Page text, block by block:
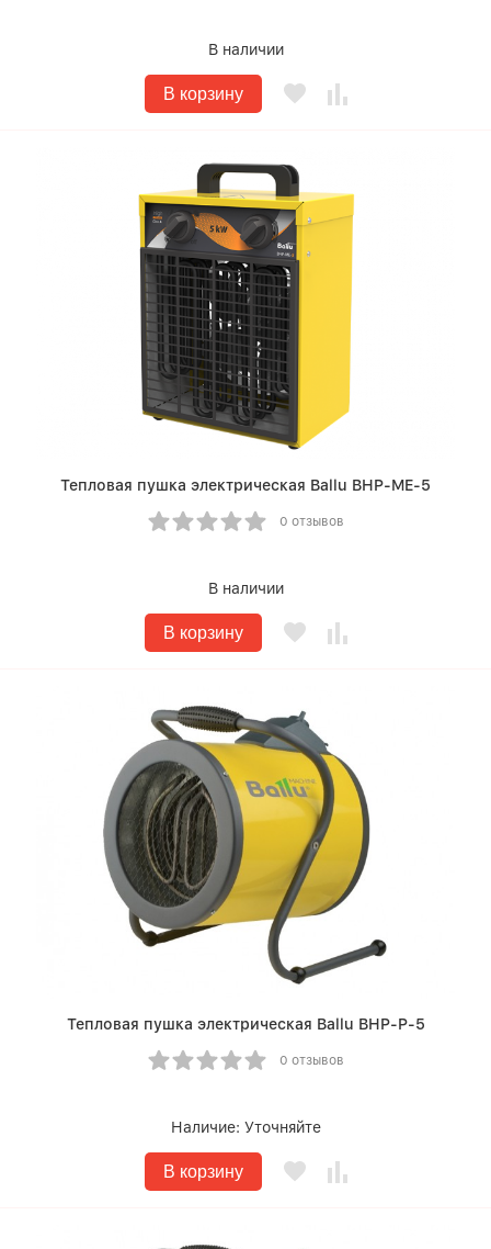
В наличии
В корзину
Тепловая пушка электрическая Ballu BHP-ME-5
0 отзывов
В наличии
В корзину
Тепловая пушка электрическая Ballu BHP-P-5
0 отзывов
Наличие: Уточняйте
В корзину